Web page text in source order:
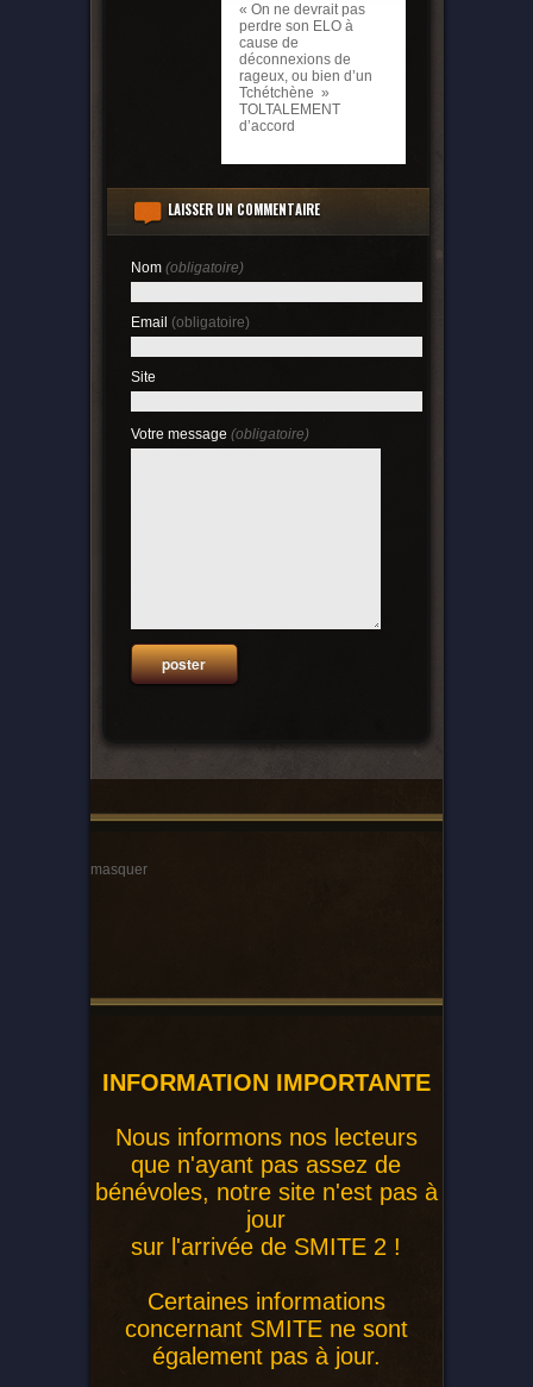
« On ne devrait pas
perdre son ELO à
cause de
déconnexions de
rageux, ou bien d’un
Tchétchène »
TOLTALEMENT
d’accord
LAISSER UN COMMENTAIRE
Nom (obligatoire)
Email (obligatoire)
Site
Votre message (obligatoire)
masquer
INFORMATION IMPORTANTE
Nous informons nos lecteurs
que n'ayant pas assez de
bénévoles, notre site n'est pas à
jour
sur l'arrivée de SMITE 2 !
Certaines informations
concernant SMITE ne sont
également pas à jour.